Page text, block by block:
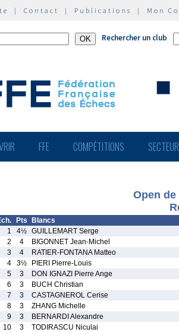
| Contact | Publications | Mon
Rechercher un club
FFE COMPÉTITIONS
Open
Pts
Blancs
1
4½
GUILLEMART Serge
2
4
BIGONNET Jean-Michel
3
4
RATIER-FONTANA Matteo
4
3½
PIERI Pierre-Louis
5
3
DON IGNAZI Pierre Ange
6
3
BUCH Christian
7
3
CASTAGNEROL Cerise
8
3
ZHANG Michelle
9
3
BERNARDI Alexandre
10
3
TODIRASCU Niculai